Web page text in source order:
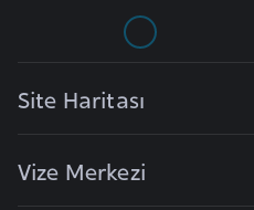
Site Haritası
Vize Merkezi
o
a